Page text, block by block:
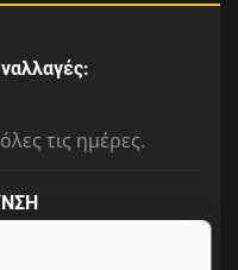
τις ημέρες.